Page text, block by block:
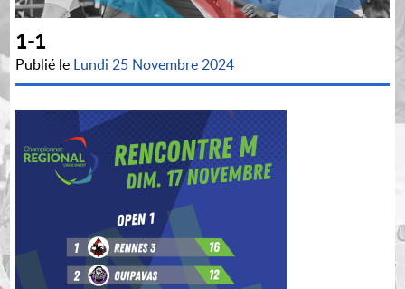
1-1
Publié le Lundi 25 Novembre 2024